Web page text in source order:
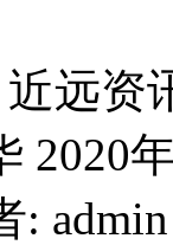
近远资
2020